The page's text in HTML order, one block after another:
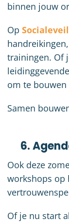
binnen jouw
Op
trainingen. Of
om te bouwen
Samen
6.
Ook deze
workshops op
Of je nu start